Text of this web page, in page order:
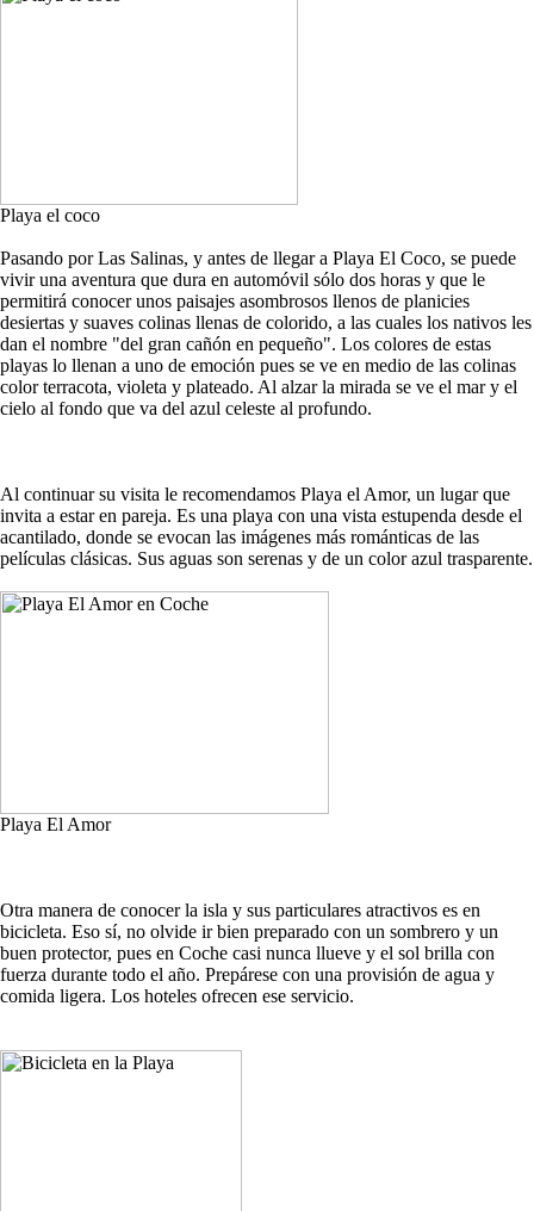
Playa el coco
Pasando por Las Salinas, y antes de llegar a Playa El Coco, se puede
vivir una aventura que dura en automóvil sólo dos horas y que le
permitirá conocer unos paisajes asombrosos llenos de planicies
desiertas y suaves colinas llenas de colorido, a las cuales los nativos les
dan el nombre "del gran cañón en pequeño". Los colores de estas
playas lo llenan a uno de emoción pues se ve en medio de las colinas
color terracota, violeta y plateado. Al alzar la mirada se ve el mar y el
cielo al fondo que va del azul celeste al profundo.
Al continuar su visita le recomendamos Playa el Amor, un lugar que
invita a estar en pareja. Es una playa con una vista estupenda desde el
acantilado, donde se evocan las imágenes más románticas de las
películas clásicas. Sus aguas son serenas y de un color azul trasparente.
Playa El Amor
Otra manera de conocer la isla y sus particulares atractivos es en
bicicleta. Eso sí, no olvide ir bien preparado con un sombrero y un
buen protector, pues en Coche casi nunca llueve y el sol brilla con
fuerza durante todo el año. Prepárese con una provisión de agua y
comida ligera. Los hoteles ofrecen ese servicio.